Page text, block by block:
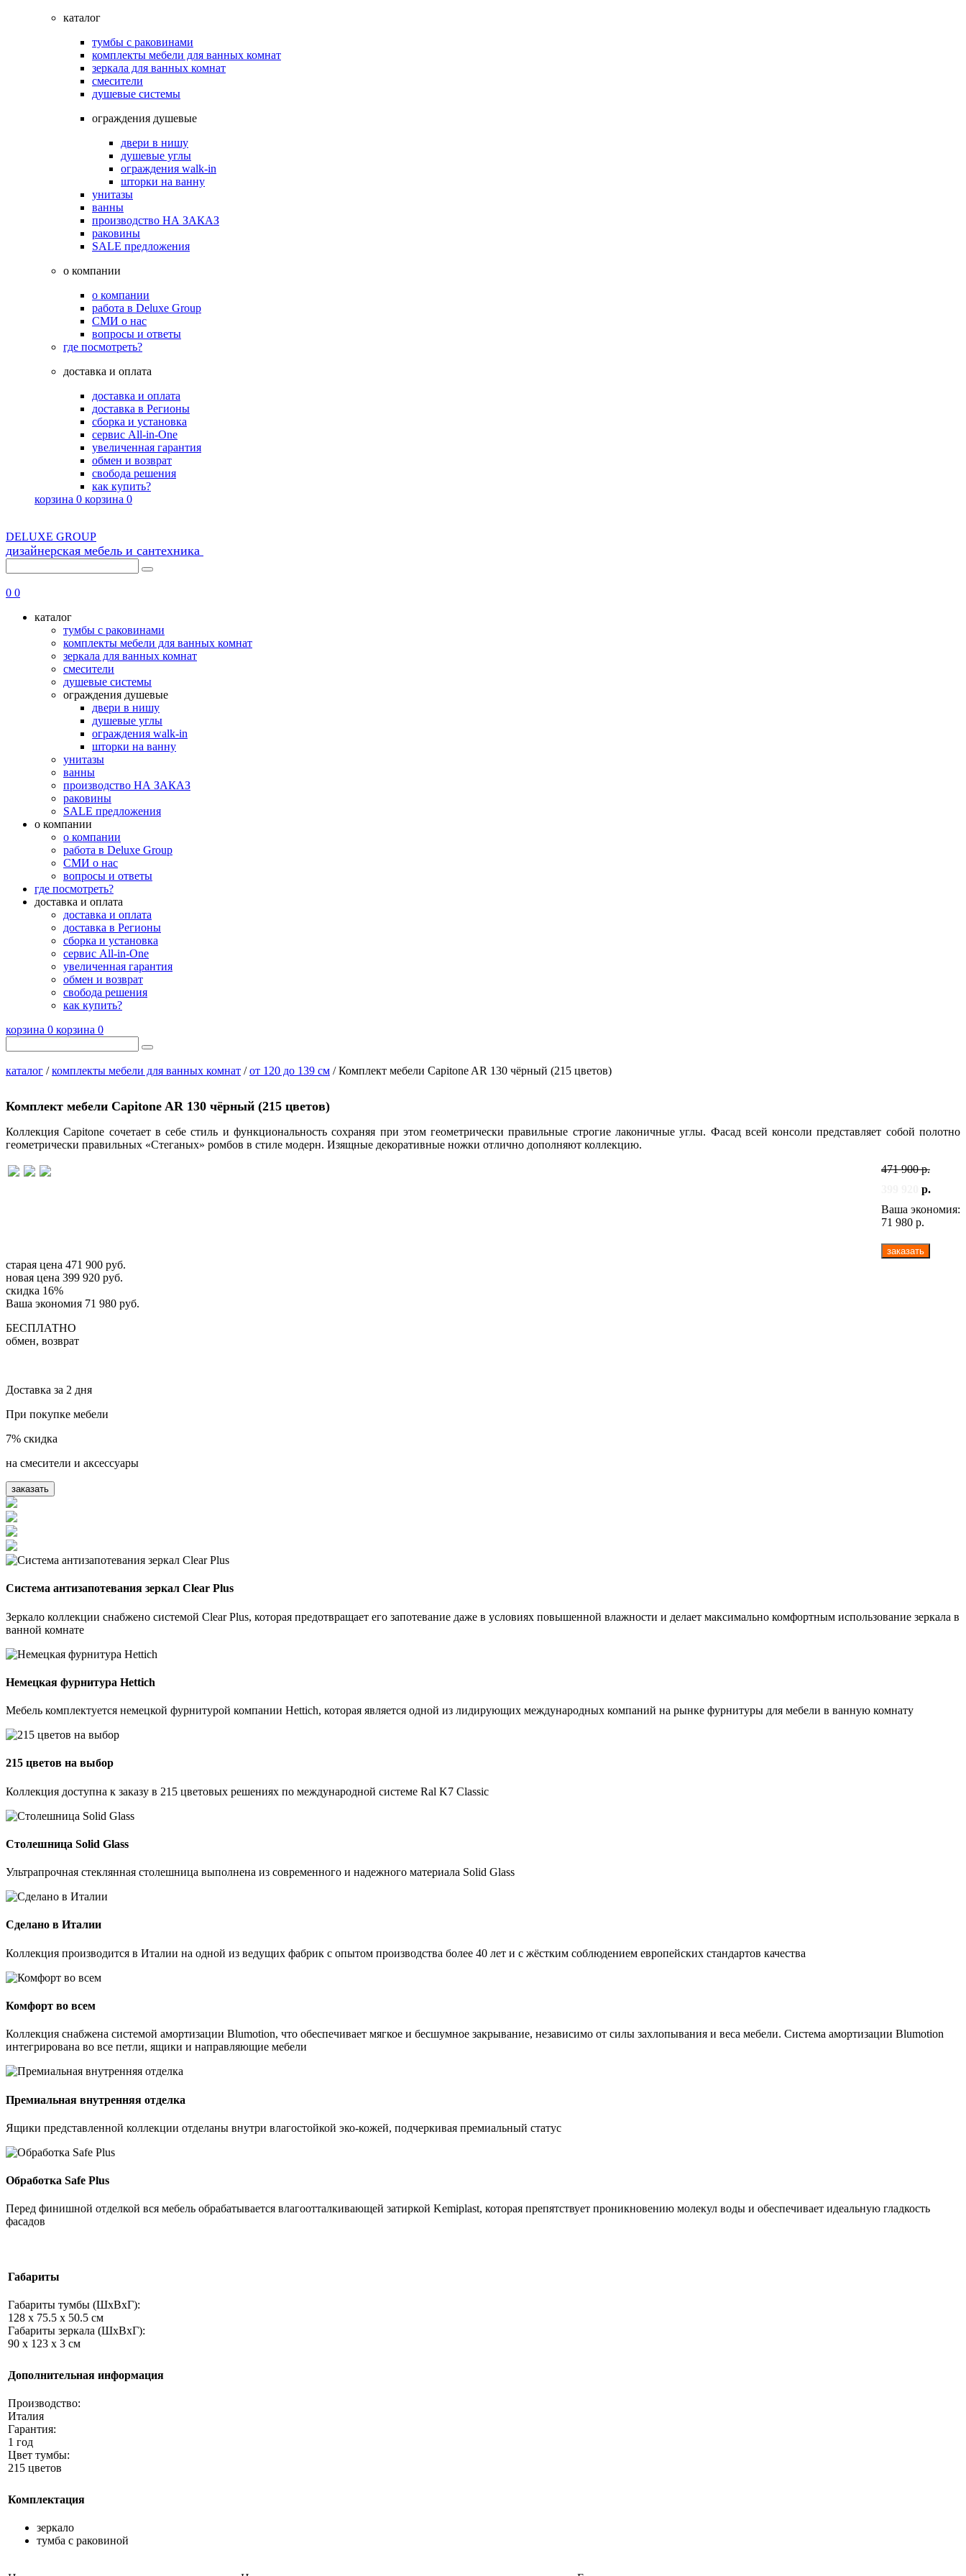
каталог
тумбы с раковинами
комплекты мебели для ванных комнат
зеркала для ванных комнат
смесители
душевые системы
ограждения душевые
двери в нишу
душевые углы
ограждения walk-in
шторки на ванну
унитазы
ванны
производство НА ЗАКАЗ
раковины
SALE предложения
о компании
о компании
работа в Deluxe Group
СМИ о нас
вопросы и ответы
где посмотреть?
доставка и оплата
доставка и оплата
доставка в Регионы
сборка и установка
сервис All-in-One
увеличенная гарантия
обмен и возврат
свобода решения
как купить?
корзина 0 корзина 0
DELUXE GROUP
дизайнерская мебель и сантехника
0 0
каталог
тумбы с раковинами
комплекты мебели для ванных комнат
зеркала для ванных комнат
смесители
душевые системы
ограждения душевые
двери в нишу
душевые углы
ограждения walk-in
шторки на ванну
унитазы
ванны
производство НА ЗАКАЗ
раковины
SALE предложения
о компании
о компании
работа в Deluxe Group
СМИ о нас
вопросы и ответы
где посмотреть?
доставка и оплата
доставка и оплата
доставка в Регионы
сборка и установка
сервис All-in-One
увеличенная гарантия
обмен и возврат
свобода решения
как купить?
корзина 0 корзина 0
каталог /комплекты мебели для ванных комнат /от 120 до 139 см / Комплект мебели Capitone AR 130 чёрный (215 цветов)
Комплект мебели Capitone AR 130 чёрный (215 цветов)
Коллекция Capitone сочетает в себе стиль и функциональность сохраняя при этом геометрически правильные строгие лаконичные углы. Фасад всей консоли представляет собой полотно
геометрически правильных «Стеганых» ромбов в стиле модерн. Изящные декоративные ножки отлично дополняют коллекцию.
471 900 р.
р.
Ваша экономия:
71 980 р.
заказать
старая цена 471 900 руб.
новая цена 399 920 руб.
скидка 16%
Ваша экономия 71 980 руб.
БЕСПЛАТНО
обмен, возврат
Доставка за 2 дня
При покупке мебели
7% скидка
на смесители и аксессуары
заказать
Система антизапотевания зеркал Clear Plus
Зеркало коллекции снабжено системой Clear Plus, которая предотвращает его запотевание даже в условиях повышенной влажности и делает максимально комфортным использование зеркала в
ванной комнате
Немецкая фурнитура Hettich
Мебель комплектуется немецкой фурнитурой компании Hettich, которая является одной из лидирующих международных компаний на рынке фурнитуры для мебели в ванную комнату
215 цветов на выбор
Коллекция доступна к заказу в 215 цветовых решениях по международной системе Ral K7 Classic
Столешница Solid Glass
Ультрапрочная стеклянная столешница выполнена из современного и надежного материала Solid Glass
Сделано в Италии
Коллекция производится в Италии на одной из ведущих фабрик с опытом производства более 40 лет и с жёстким соблюдением европейских стандартов качества
Комфорт во всем
Коллекция снабжена системой амортизации Blumotion, что обеспечивает мягкое и бесшумное закрывание, независимо от силы захлопывания и веса мебели. Система амортизации Blumotion
интегрирована во все петли, ящики и направляющие мебели
Премиальная внутренняя отделка
Ящики представленной коллекции отделаны внутри влагостойкой эко-кожей, подчеркивая премиальный статус
Обработка Safe Plus
Перед финишной отделкой вся мебель обрабатывается влагоотталкивающей затиркой Kemiplast, которая препятствует проникновению молекул воды и обеспечивает идеальную гладкость
фасадов
Габариты
Габариты тумбы (ШхВхГ):
128 x 75.5 x 50.5 см
Габариты зеркала (ШхВхГ):
90 x 123 x 3 см
Дополнительная информация
Производство:
Италия
Гарантия:
1 год
Цвет тумбы:
215 цветов
Комплектация
зеркало
тумба с раковиной